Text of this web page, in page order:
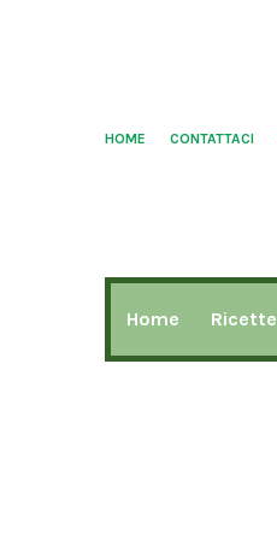
HOME CONTATTACI
Home Ricette